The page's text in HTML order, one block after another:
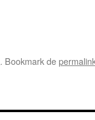
. Bookmark de